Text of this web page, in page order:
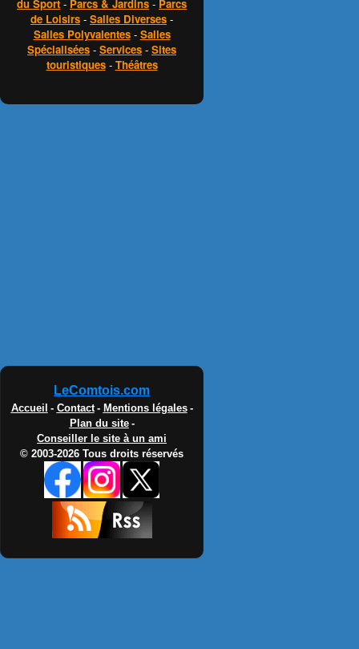
du Sport - Parcs & Jardins - Parcs
de Loisirs - Salles Diverses -
Salles Polyvalentes- Salles
Spécialisées - Services - Sites
touristiques- Théâtres
LeComtois.com
Accueil - Contact - Mentions légales -
Plan du site -
Conseiller le site à un ami
© 2003-2026 Tous droits réservés